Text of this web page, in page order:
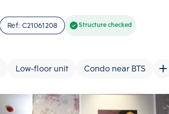
Ref: C21061208 Structure checked
Low-floor unit Condo near BTS